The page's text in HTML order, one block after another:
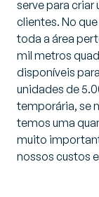
serve para
clientes. No
toda a área
mil metros
disponíveis
unidades de
temporária, se
temos uma
muito
nossos custos